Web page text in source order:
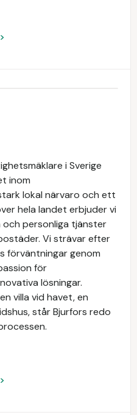
i Sverige
inom
lokal närvaro och ett
hela landet erbjuder vi
och personliga tjänster
Vi strävar efter
förväntningar genom
för
lösningar.
villa vid havet, en
står Bjurfors redo